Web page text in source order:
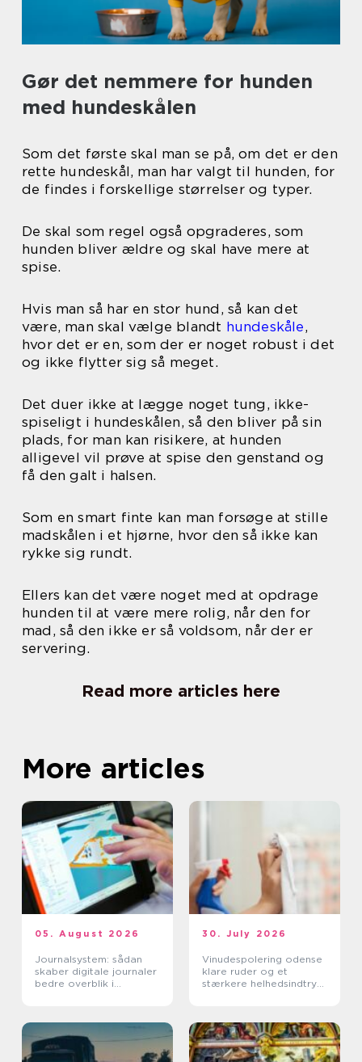
Gør det nemmere for hunden
med hundeskålen
Som det første skal man se på, om det er den
rette hundeskål, man har valgt til hunden, for
de findes i forskellige størrelser og typer.
De skal som regel også opgraderes, som
hunden bliver ældre og skal have mere at
spise.
Hvis man så har en stor hund, så kan det
være, man skal vælge blandt hundeskåle,
hvor det er en, som der er noget robust i det
og ikke flytter sig så meget.
Det duer ikke at lægge noget tung, ikke-
spiseligt i hundeskålen, så den bliver på sin
plads, for man kan risikere, at hunden
alligevel vil prøve at spise den genstand og
få den galt i halsen.
Som en smart finte kan man forsøge at stille
madskålen i et hjørne, hvor den så ikke kan
rykke sig rundt.
Ellers kan det være noget med at opdrage
hunden til at være mere rolig, når den for
mad, så den ikke er så voldsom, når der er
servering.
Read more articles here
More articles
05. August 2026
Journalsystem: sådan
skaber digitale journaler
bedre overblik i
30. July 2026
Vinudespolering odense
klare ruder og et
stærkere helhedsindtryk